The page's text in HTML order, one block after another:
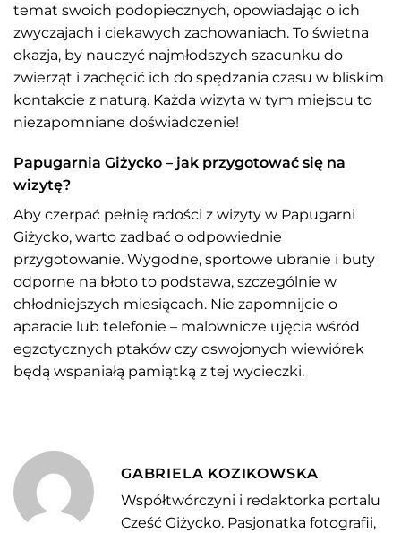
temat swoich podopiecznych, opowiadając o ich
zwyczajach i ciekawych zachowaniach. To świetna
okazja, by nauczyć najmłodszych szacunku do
zwierząt i zachęcić ich do spędzania czasu w bliskim
kontakcie z naturą. Każda wizyta w tym miejscu to
niezapomniane doświadczenie!
Papugarnia Giżycko – jak przygotować się na
wizytę?
Aby czerpać pełnię radości z wizyty w Papugarni
Giżycko, warto zadbać o odpowiednie
przygotowanie. Wygodne, sportowe ubranie i buty
odporne na błoto to podstawa, szczególnie w
chłodniejszych miesiącach. Nie zapomnijcie o
aparacie lub telefonie – malownicze ujęcia wśród
egzotycznych ptaków czy oswojonych wiewiórek
będą wspaniałą pamiątką z tej wycieczki.
GABRIELA KOZIKOWSKA
Współtwórczyni i redaktorka portalu
Cześć Giżycko. Pasjonatka fotografii,